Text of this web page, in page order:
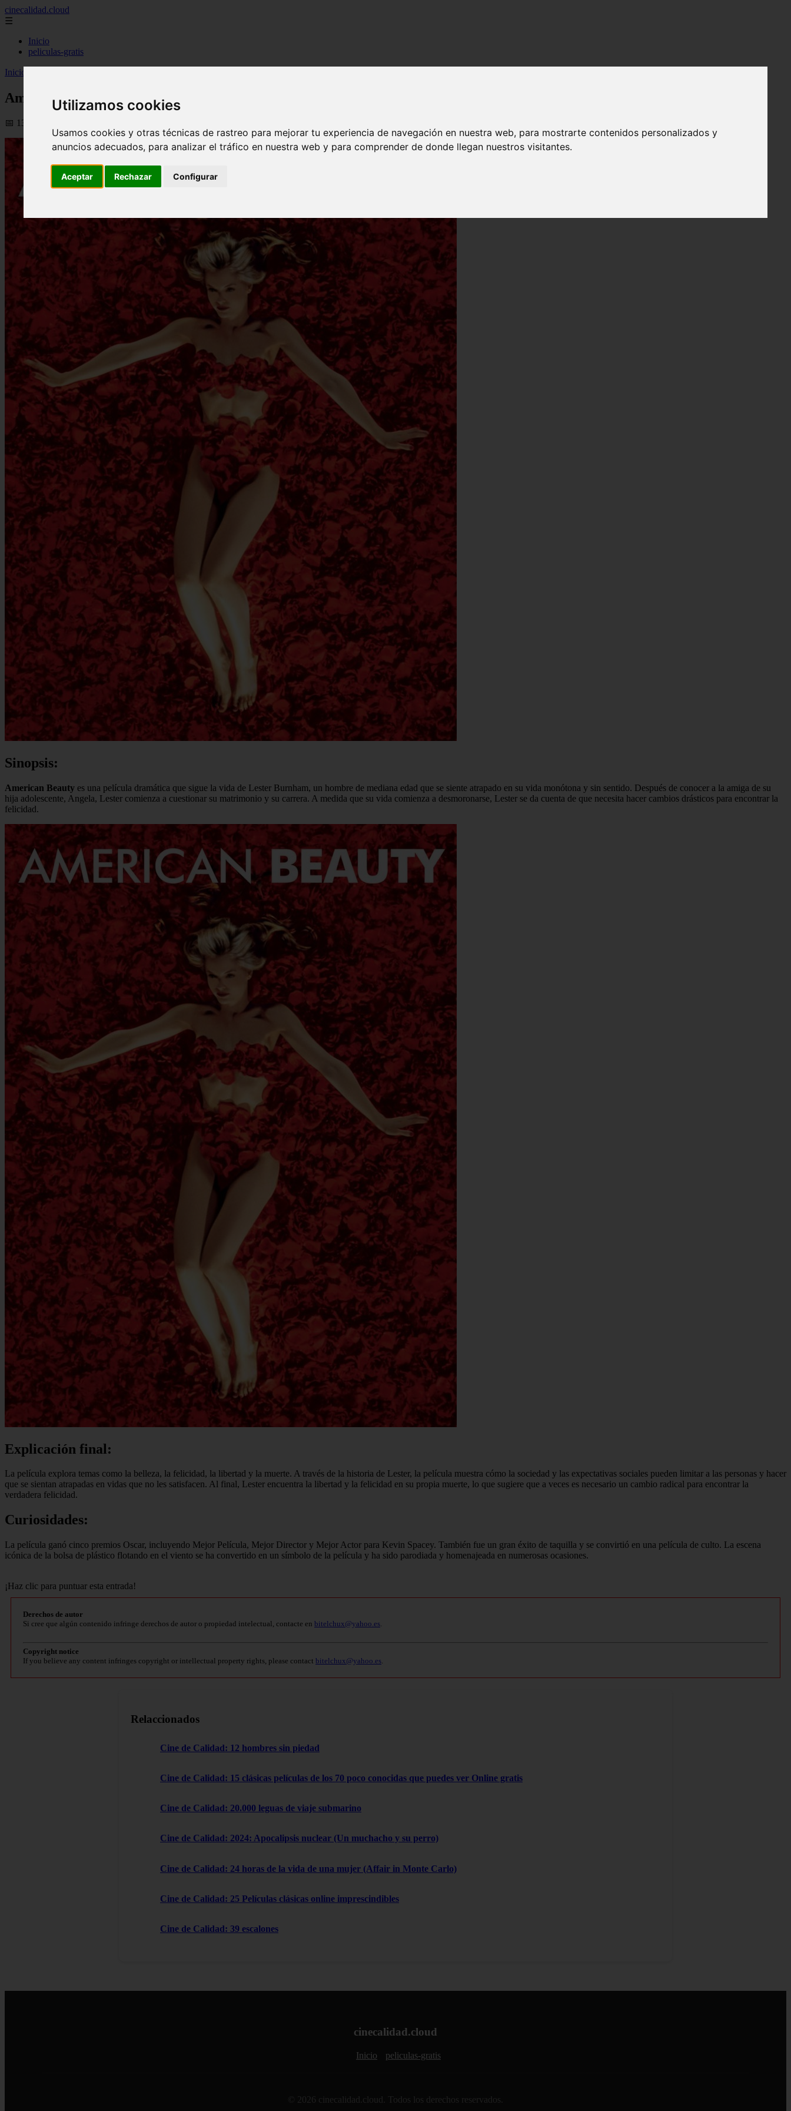
Utilizamos cookies
Usamos cookies y otras técnicas de rastreo para mejorar tu experiencia de navegación en nuestra web, para mostrarte contenidos personalizados y
anuncios adecuados, para analizar el tráfico en nuestra web y para comprender de donde llegan nuestros visitantes.
Aceptar Rechazar Configurar
cinecalidad.cloud
☰
Inicio
peliculas-gratis
Inicio
American Beauty ᐉ Final Explicado
📅 13/02/2026
Sinopsis:
American Beauty es una película dramática que sigue la vida de Lester Burnham, un hombre de mediana edad que se siente atrapado en su vida monótona y sin sentido. Después de conocer a la amiga de su
hija adolescente, Angela, Lester comienza a cuestionar su matrimonio y su carrera. A medida que su vida comienza a desmoronarse, Lester se da cuenta de que necesita hacer cambios drásticos para encontrar la
felicidad.
Explicación final:
La película explora temas como la belleza, la felicidad, la libertad y la muerte. A través de la historia de Lester, la película muestra cómo la sociedad y las expectativas sociales pueden limitar a las personas y hacer
que se sientan atrapadas en vidas que no les satisfacen. Al final, Lester encuentra la libertad y la felicidad en su propia muerte, lo que sugiere que a veces es necesario un cambio radical para encontrar la
verdadera felicidad.
Curiosidades:
La película ganó cinco premios Oscar, incluyendo Mejor Película, Mejor Director y Mejor Actor para Kevin Spacey. También fue un gran éxito de taquilla y se convirtió en una película de culto. La escena
icónica de la bolsa de plástico flotando en el viento se ha convertido en un símbolo de la película y ha sido parodiada y homenajeada en numerosas ocasiones.
¡Haz clic para puntuar esta entrada!
Derechos de autor
Si cree que algún contenido infringe derechos de autor o propiedad intelectual, contacte en bitelchux@yahoo.es.
Copyright notice
If you believe any content infringes copyright or intellectual property rights, please contact bitelchux@yahoo.es.
Relaccionados
Cine de Calidad: 12 hombres sin piedad
Cine de Calidad: 15 clásicas películas de los 70 poco conocidas que puedes ver Online gratis
Cine de Calidad: 20.000 leguas de viaje submarino
Cine de Calidad: 2024: Apocalipsis nuclear (Un muchacho y su perro)
Cine de Calidad: 24 horas de la vida de una mujer (Affair in Monte Carlo)
Cine de Calidad: 25 Películas clásicas online imprescindibles
Cine de Calidad: 39 escalones
cinecalidad.cloud
Inicio peliculas-gratis
© 2026 cinecalidad.cloud. Todos los derechos reservados.